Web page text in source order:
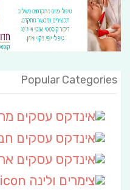
Popular Categories